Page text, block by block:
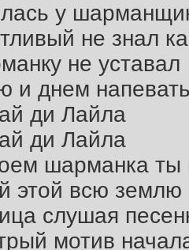
у
не знал
не уставал
и днем
ди Лайла
ди Лайла
шарманка ты
этой всю
слушая
мотив